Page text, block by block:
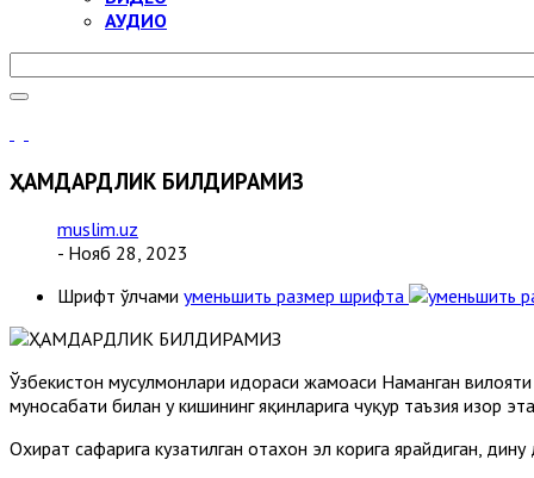
АУДИО
ҲАМДАРДЛИК БИЛДИРАМИЗ
muslim.uz
- Нояб 28, 2023
Шрифт ўлчами уменьшить размер шрифта
Ўзбекистон мусулмонлари идораси жамоаси Наманган
муносабати билан у кишининг яқинларига чуқур таъзия изҳор
Охират сафарига кузатилган отахон эл корига ярайдиган,